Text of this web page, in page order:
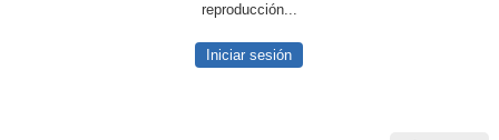
reproducción...
Iniciar sesión